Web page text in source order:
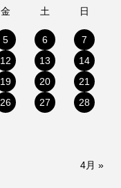
金 土 日
5 6
7
12 13
14
19 20
21
26 27 28
4月 »